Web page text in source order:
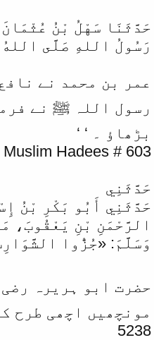
حَدَّثَنَا سَهْلُ بْنُ
رَسُولُ اللهِ صَلَّى
عمر بن محمد نے
رسول اللہ ﷺ نے
بڑھاؤ ۔ ‘ ‘
Hadees # 603
حَدَّثَنِي
حَدَّثَنِي أَبُو بَكْرِ بْنُ
الرَّحْمَنِ بْنِ يَعْقُوبَ،
وَسَلَّمَ: «جُزُّوا
حضرت ابو ہریرہ
5238